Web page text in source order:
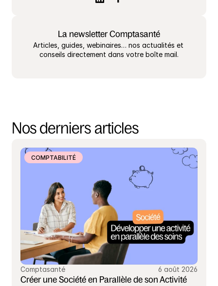
La newsletter Comptasanté
Articles, guides, webinaires… nos actualités et
conseils directement dans votre boîte mail.
Nos derniers articles
COMPTABILITÉ
Comptasanté 6 août 2026
Créer une Société en Parallèle de son Activité